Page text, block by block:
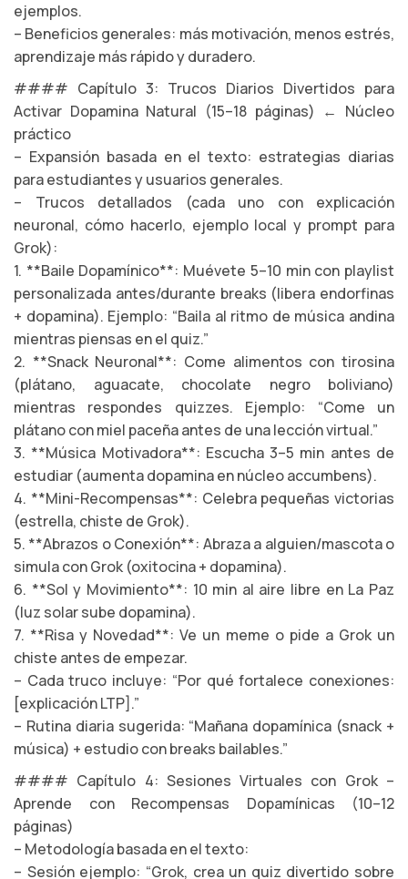
ejemplos.
– Beneficios generales: más motivación, menos estrés,
aprendizaje más rápido y duradero.
#### Capítulo 3: Trucos Diarios Divertidos para
Activar Dopamina Natural (15–18 páginas) ← Núcleo
práctico
– Expansión basada en el texto: estrategias diarias
para estudiantes y usuarios generales.
– Trucos detallados (cada uno con explicación
neuronal, cómo hacerlo, ejemplo local y prompt para
Grok):
1. **Baile Dopamínico**: Muévete 5–10 min con playlist
personalizada antes/durante breaks (libera endorfinas
+ dopamina). Ejemplo: “Baila al ritmo de música andina
mientras piensas en el quiz.”
2. **Snack Neuronal**: Come alimentos con tirosina
(plátano, aguacate, chocolate negro boliviano)
mientras respondes quizzes. Ejemplo: “Come un
plátano con miel paceña antes de una lección virtual.”
3. **Música Motivadora**: Escucha 3–5 min antes de
estudiar (aumenta dopamina en núcleo accumbens).
4. **Mini-Recompensas**: Celebra pequeñas victorias
(estrella, chiste de Grok).
5. **Abrazos o Conexión**: Abraza a alguien/mascota o
simula con Grok (oxitocina + dopamina).
6. **Sol y Movimiento**: 10 min al aire libre en La Paz
(luz solar sube dopamina).
7. **Risa y Novedad**: Ve un meme o pide a Grok un
chiste antes de empezar.
– Cada truco incluye: “Por qué fortalece conexiones:
[explicación LTP].”
– Rutina diaria sugerida: “Mañana dopamínica (snack +
música) + estudio con breaks bailables.”
#### Capítulo 4: Sesiones Virtuales con Grok –
Aprende con Recompensas Dopamínicas (10–12
páginas)
– Metodología basada en el texto:
– Sesión ejemplo: “Grok, crea un quiz divertido sobre